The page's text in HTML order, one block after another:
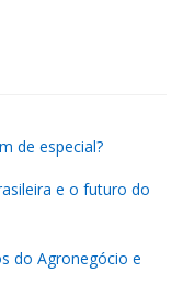
de especial?
e o futuro do
do Agronegócio e